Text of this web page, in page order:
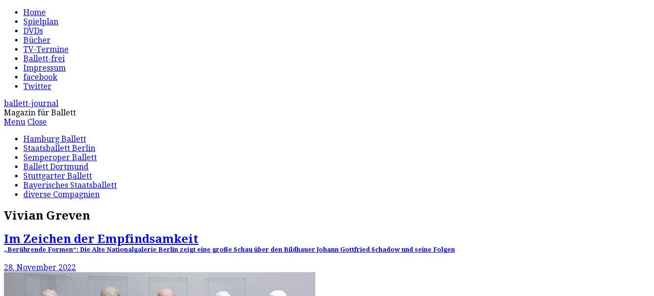
Home
Spielplan
DVDs
Bücher
TV-Termine
Ballett-frei
Impressum
facebook
Twitter
ballett-journal
Magazin für Ballett
Menu Close
Hamburg Ballett
Staatsballett Berlin
Semperoper Ballett
Ballett Dortmund
Stuttgarter Ballett
Bayerisches Staatsballett
diverse Compagnien
Vivian Greven
Im Zeichen der Empfindsamkeit
„Berührende Formen“: Die Alte Nationalgalerie Berlin zeigt eine große Schau über den Bildhauer Johann Gottfried Schadow und seine Folgen
28. November 2022